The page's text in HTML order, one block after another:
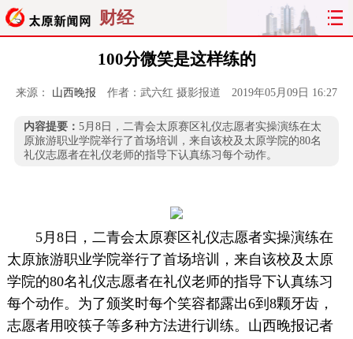
财经
100分微笑是这样练的
来源： 山西晚报 作者：武六红 摄影报道 2019年05月09日 16:27
内容提要：5月8日，二青会太原赛区礼仪志愿者实操演练在太
原旅游职业学院举行了首场培训，来自该校及太原学院的80名
礼仪志愿者在礼仪老师的指导下认真练习每个动作。
5月8日，二青会太原赛区礼仪志愿者实操演练在
太原旅游职业学院举行了首场培训，来自该校及太原
学院的80名礼仪志愿者在礼仪老师的指导下认真练习
每个动作。为了颁奖时每个笑容都露出6到8颗牙齿，
志愿者用咬筷子等多种方法进行训练。山西晚报记者